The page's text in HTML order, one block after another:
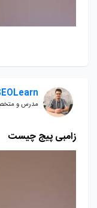
مدرس و
زامبی پیج چیست